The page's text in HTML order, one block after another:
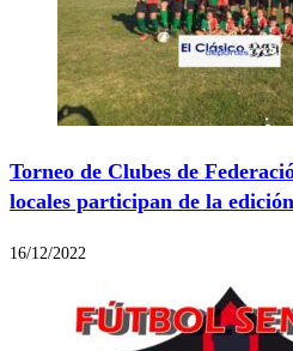
Torneo de Clubes de
locales participan de la
16/12/2022